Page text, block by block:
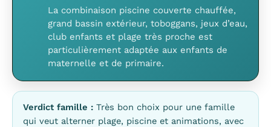
La combinaison piscine couverte chauffée,
grand bassin extérieur, toboggans, jeux d’eau,
club enfants et plage très proche est
particulièrement adaptée aux enfants de
maternelle et de primaire.
Verdict famille : Très bon choix pour une famille
qui veut alterner plage, piscine et animations, avec